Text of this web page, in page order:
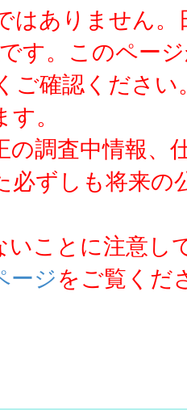
ありません。
す。このペー
確認ください。
。
調査中情報、
ずしも将来の
ことに注意し
ージをご覧くだ